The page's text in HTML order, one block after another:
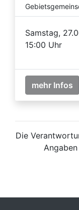
Samstag,
15:00 Uhr
mehr Infos
Die